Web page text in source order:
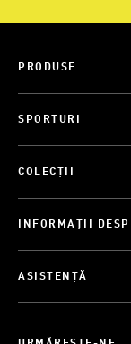
PRODUSE
SPORTURI
COLECȚII
INFORMAȚII
ASISTENȚĂ